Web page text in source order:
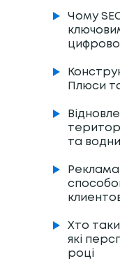
Чому
Плюси
та
Хто
які
році